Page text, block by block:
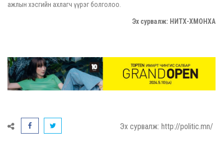
ажлын хэсгийн ахлагч үүрэг болголоо.
Эх сурвалж: НИТХ-ХМОНХА
Эх сурвалж: http://politic.mn/